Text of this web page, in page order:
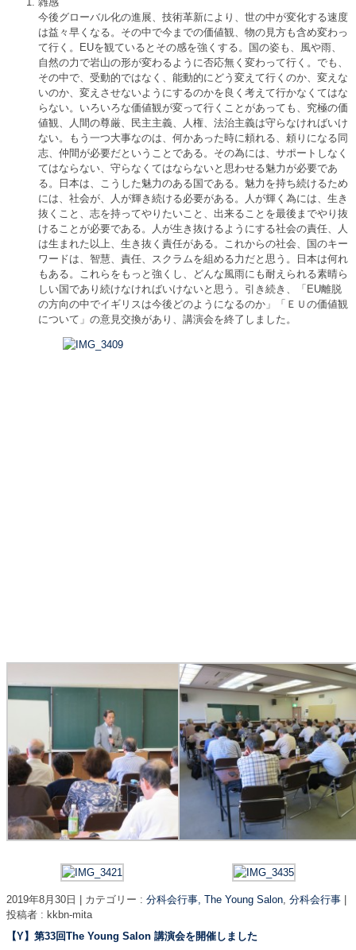
今後グローバル化の進展、技術革新により、世の中が変化する速度
は益々早くなる。その中で今までの価値観、物の見方も含め変わっ
て行く。EUを観ているとその感を強くする。国の姿も、風や雨、
自然の力で岩山の形が変わるように否応無く変わって行く。でも、
その中で、受動的ではなく、能動的にどう変えて行くのか、変えな
いのか、変えさせないようにするのかを良く考えて行かなくてはな
らない。いろいろな価値観が変って行くことがあっても、究極の価
値観、人間の尊厳、民主主義、人権、法治主義は守らなければいけ
ない。もう一つ大事なのは、何かあった時に頼れる、頼りになる同
志、仲間が必要だということである。その為には、サポートしなく
てはならない、守らなくてはならないと思わせる魅力が必要であ
る。日本は、こうした魅力のある国である。魅力を持ち続けるため
には、社会が、人が輝き続ける必要がある。人が輝く為には、生き
抜くこと、志を持ってやりたいこと、出来ることを最後までやり抜
けることが必要である。人が生き抜けるようにする社会の責任、人
は生まれた以上、生き抜く責任がある。これからの社会、国のキー
ワードは、智慧、責任、スクラムを組める力だと思う。日本は何れ
もある。これらをもっと強くし、どんな風雨にも耐えられる素晴ら
しい国であり続けなければいけないと思う。引き続き、「EU離脱
の方向の中でイギリスは今後どのようになるのか」「ＥＵの価値観
について」の意見交換があり、講演会を終了しました。
2019年8月30日 | カテゴリー : 分科会行事, The Young Salon 分科会行事 |
投稿者 : kkbn-mita
【Y】第33回The Young Salon 講演会を開催しました